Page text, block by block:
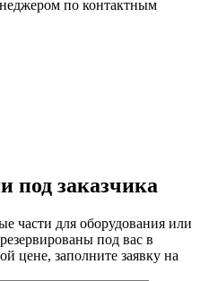
по контактным
под заказчика
части для оборудования или
под вас в
цене, заполните заявку на